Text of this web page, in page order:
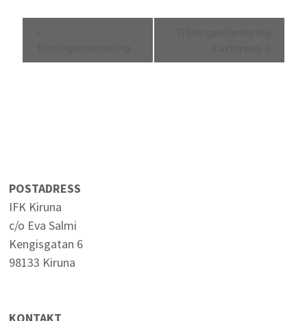
POSTADRESS
IFK Kiruna
c/o Eva Salmi
Kengisgatan 6
98133 Kiruna